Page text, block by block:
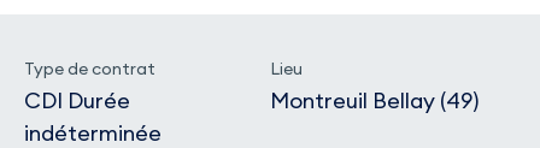
Type de contrat
CDI Durée
indéterminée
Lieu
Montreuil Bellay (49)